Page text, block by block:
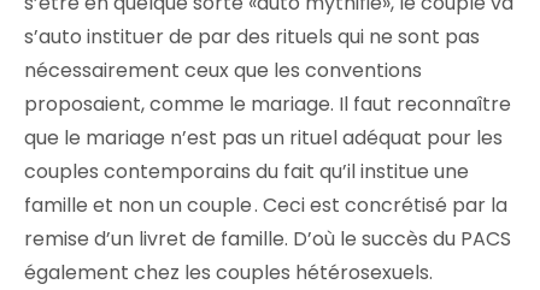
s’auto instituer de par des rituels qui ne sont pas
nécessairement ceux que les conventions
proposaient, comme le mariage. Il faut reconnaître
que le mariage n’est pas un rituel adéquat pour les
couples contemporains du fait qu’il institue une
famille et non un couple . Ceci est concrétisé par la
remise d’un livret de famille. D’où le succès du PACS
également chez les couples hétérosexuels.